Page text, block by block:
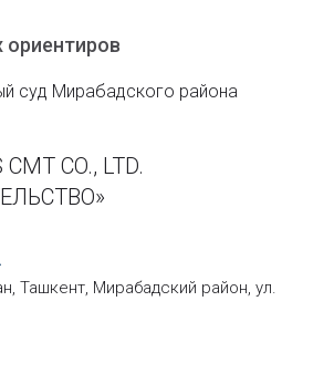
суд Мирабадского района
CO., LTD.
Ташкент, Мирабадский район, ул.